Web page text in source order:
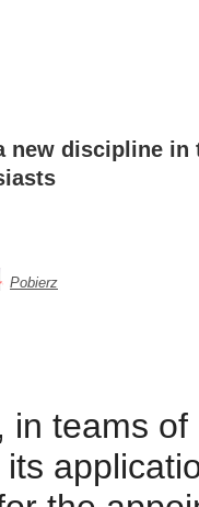
new discipline
Pobierz
in teams